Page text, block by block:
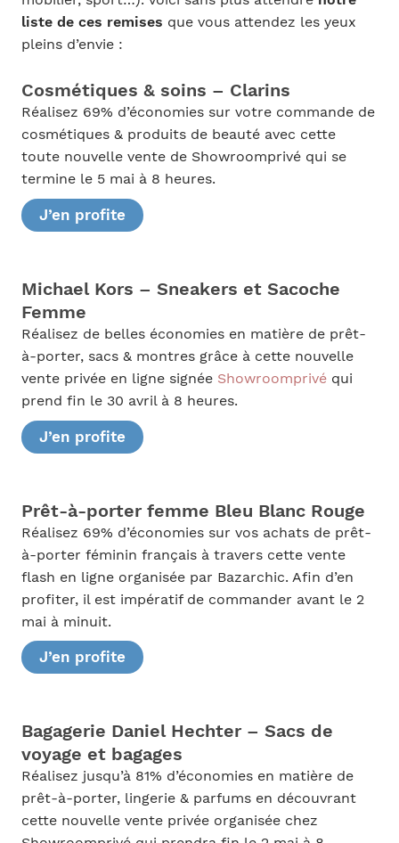
liste de ces remises que vous attendez les yeux
pleins d’envie :
Cosmétiques & soins – Clarins
Réalisez 69% d’économies sur votre commande de
cosmétiques & produits de beauté avec cette
toute nouvelle vente de Showroomprivé qui se
termine le 5 mai à 8 heures.
J’en profite
Michael Kors – Sneakers et Sacoche
Femme
Réalisez de belles économies en matière de prêt-
à-porter, sacs & montres grâce à cette nouvelle
vente privée en ligne signée Showroomprivéqui
prend fin le 30 avril à 8 heures.
J’en profite
Prêt-à-porter femme Bleu Blanc Rouge
Réalisez 69% d’économies sur vos achats de prêt-
à-porter féminin français à travers cette vente
flash en ligne organisée par Bazarchic. Afin d’en
profiter, il est impératif de commander avant le 2
mai à minuit.
J’en profite
Bagagerie Daniel Hechter – Sacs de
voyage et bagages
Réalisez jusqu’à 81% d’économies en matière de
prêt-à-porter, lingerie & parfums en découvrant
cette nouvelle vente privée organisée chez